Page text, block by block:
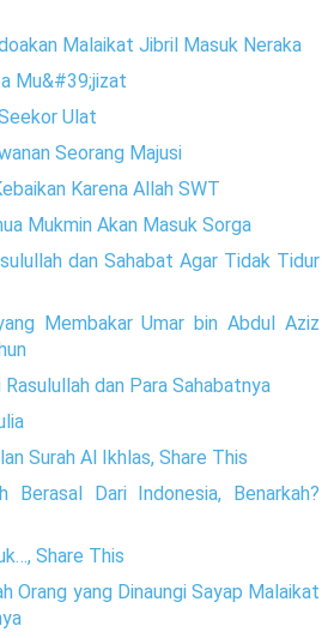
Malaikat Jibril Masuk Neraka
Mu&#39;jizat
Ulat
Seorang Majusi
Karena Allah SWT
Mukmin Akan Masuk Sorga
dan Sahabat Agar Tidak Tidur
Membakar Umar bin Abdul Aziz
Rasulullah dan Para Sahabatnya
Surah Al Ikhlas, Share This
Berasal Dari Indonesia, Benarkah?
Share This
Orang yang Dinaungi Sayap Malaikat